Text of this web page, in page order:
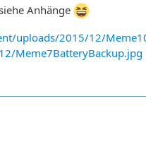
Anhänge
uploads/2015/12/
Meme7BatteryBackup.jpg